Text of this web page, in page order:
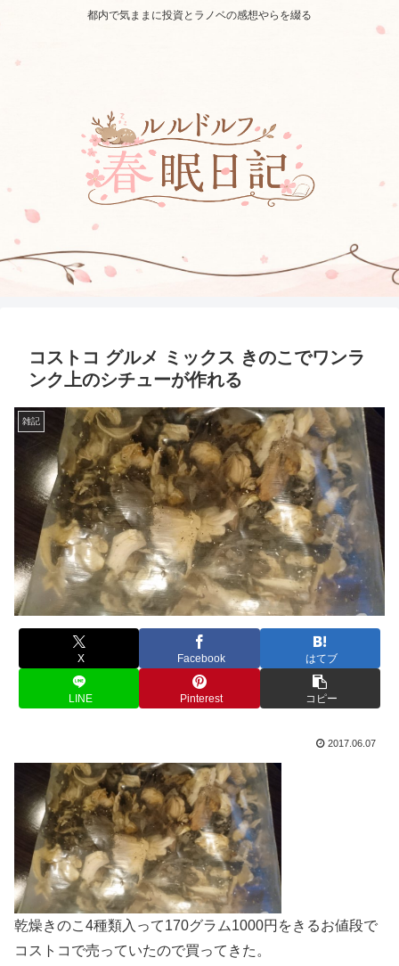
都内で気ままに投資とラノベの感想やらを綴る
コストコ グルメ ミックス きのこでワンラ
ンク上のシチューが作れる
雑記
X Facebook はてブ
LINE Pinterest コピー
2017.06.07
乾燥きのこ4種類入って170グラム1000円をきるお値段で
コストコで売っていたので買ってきた。